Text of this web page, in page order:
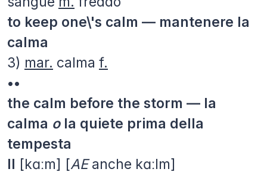
to keep one\'s calm — mantenere la
calma
3) mar. calma f.
••
the calm before the storm — la
calma ola quiete prima della
tempesta
II [kɑːm] [AEanche kɑːlm]